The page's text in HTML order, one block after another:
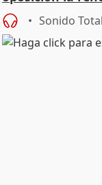
Defensor
Sonido